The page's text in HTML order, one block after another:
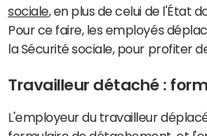
sociale, en plus de celui de l'État
Pour ce faire, les employés
la Sécurité sociale, pour profiter
Travailleur détaché :
L'employeur du travailleur